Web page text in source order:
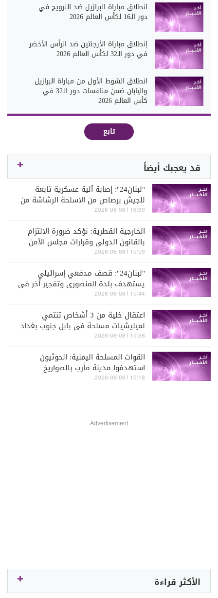
انطلاق مباراة البرازيل ضد النرويج في
دور الـ16 لكأس العالم 2026
إنطلاق مباراة الأرجنتين ضد الرأس الأخضر
في دور الـ32 لكأس العالم 2026
انطلاق الشوط الأول من مباراة البرازيل
واليابان ضمن منافسات دور الـ32 في
كأس العالم 2026
تابع
قد يعجبك أيضاً
"لبنان24": إصابة آلية عسكرية تابعة
للجيش برصاص من الاسلحة الرشاشة من
قبل الجيش الإسرائيلي عند مثلث الخيام-
16:39 | 2026-08-08
الخارجية القطرية: نؤكد ضرورة الالتزام
بالقانون الدولي وقرارات مجلس الأمن
ورفض ما يهدد الأمن وحرية الملاحة
15:59 | 2026-08-08
"لبنان24": قصف مدفعي إسرائيلي
يستهدف بلدة المنصوري وتفجير آخر في
حداثا
15:44 | 2026-08-08
اعتقال خلية من 3 أشخاص تنتمي
لميليشيات مسلحة في بابل جنوب بغداد
وضبط طائرات مسيّرة حديثة كانت تُعد
15:36 | 2026-08-08
القوات المسلحة اليمنية: الحوثيون
استهدفوا مدينة مأرب بالصواريخ
15:18 | 2026-08-08
Advertisement
الأكثر قراءة